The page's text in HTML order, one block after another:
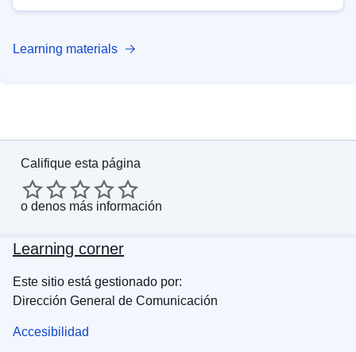
Learning materials
Califique esta página
o denos más información
Learning corner
Este sitio está gestionado por:
Dirección General de Comunicación
Accesibilidad